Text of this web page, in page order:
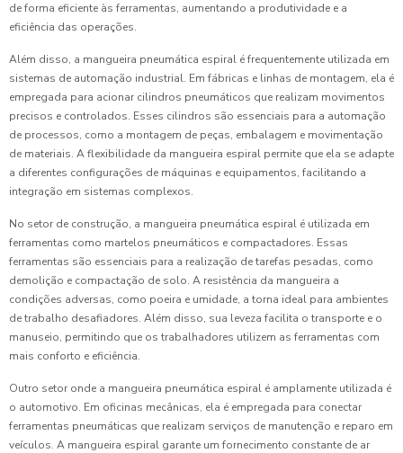
de forma eficiente às ferramentas, aumentando a produtividade e a
eficiência das operações.
Além disso, a mangueira pneumática espiral é frequentemente utilizada em
sistemas de automação industrial. Em fábricas e linhas de montagem, ela é
empregada para acionar cilindros pneumáticos que realizam movimentos
precisos e controlados. Esses cilindros são essenciais para a automação
de processos, como a montagem de peças, embalagem e movimentação
de materiais. A flexibilidade da mangueira espiral permite que ela se adapte
a diferentes configurações de máquinas e equipamentos, facilitando a
integração em sistemas complexos.
No setor de construção, a mangueira pneumática espiral é utilizada em
ferramentas como martelos pneumáticos e compactadores. Essas
ferramentas são essenciais para a realização de tarefas pesadas, como
demolição e compactação de solo. A resistência da mangueira a
condições adversas, como poeira e umidade, a torna ideal para ambientes
de trabalho desafiadores. Além disso, sua leveza facilita o transporte e o
manuseio, permitindo que os trabalhadores utilizem as ferramentas com
mais conforto e eficiência.
Outro setor onde a mangueira pneumática espiral é amplamente utilizada é
o automotivo. Em oficinas mecânicas, ela é empregada para conectar
ferramentas pneumáticas que realizam serviços de manutenção e reparo em
veículos. A mangueira espiral garante um fornecimento constante de ar